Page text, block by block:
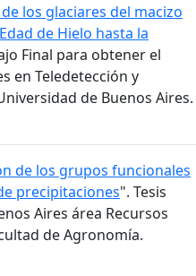
los glaciares del macizo
de Hielo hasta la
Final para obtener el
en Teledetección y
de Buenos Aires.
de los grupos funcionales
precipitaciones". Tesis
Aires área Recursos
de Agronomía.